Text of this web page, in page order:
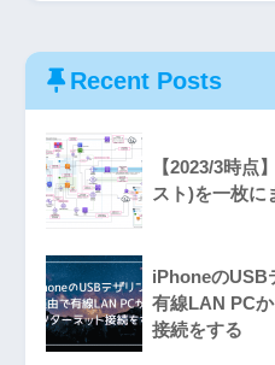
Recent Posts
【2023/3時点
スト)を一枚に
iPhoneのUSB
有線LAN PC
接続をする